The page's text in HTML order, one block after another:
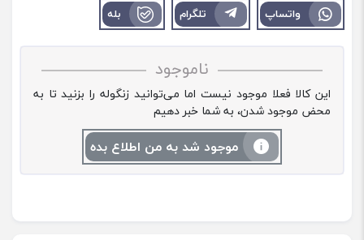
واتساپ تلگرام بله
ناموجود
این کالا فعلا موجود نیست اما می‌توانید زنگوله را بزنید تا به
محض موجود شدن، به شما خبر دهیم
موجود شد به من اطلاع بده